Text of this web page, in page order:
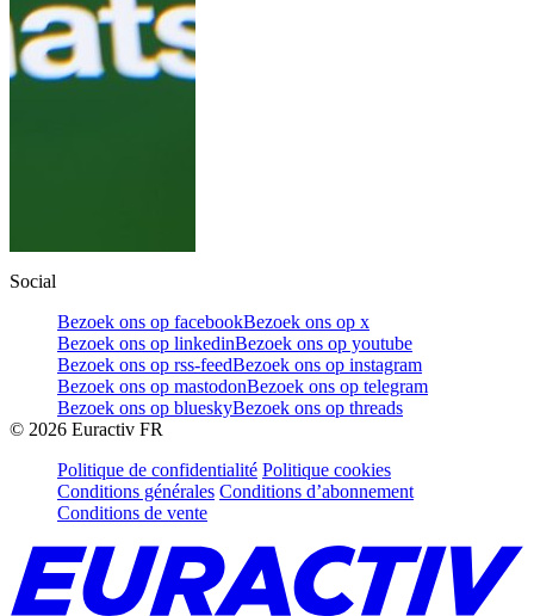
Social
Bezoek ons op facebookBezoek ons op x
Bezoek ons op linkedinBezoek ons op youtube
Bezoek ons op rss-feedBezoek ons op instagram
Bezoek ons op mastodonBezoek ons op telegram
Bezoek ons op blueskyBezoek ons op threads
© 2026 Euractiv FR
Politique de confidentialité Politique cookies
Conditions générales Conditions d’abonnement
Conditions de vente